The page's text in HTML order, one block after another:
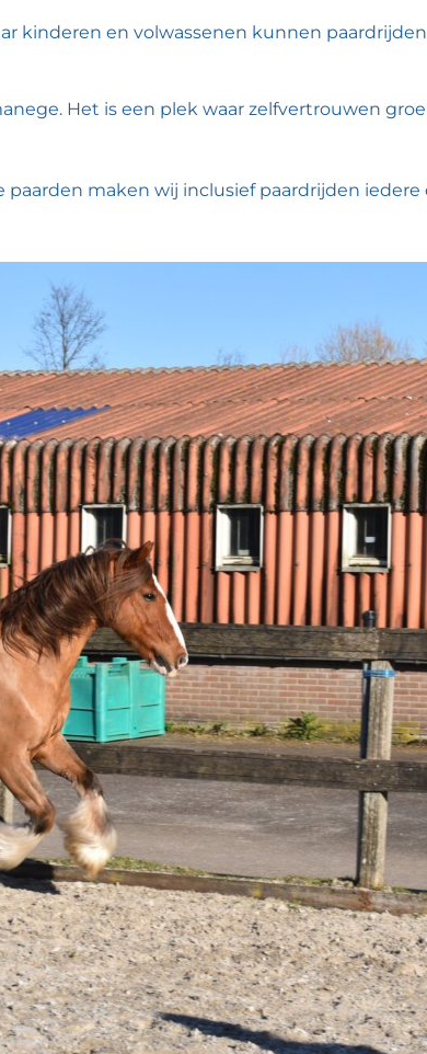
kinderen en volwassenen kunnen
Het is een plek waar zelfvertrouwen
maken wij inclusief paardrijden iedere